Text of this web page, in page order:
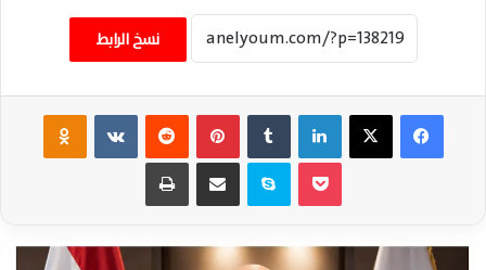
نسخ الرابط
فيسبوك ‫X لينكدإن بينتيريست ‏VKontakte
سكايب مشاركة عبر البريد طباعة